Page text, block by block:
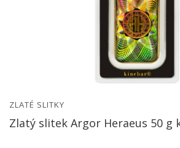
ZLATÉ SLITKY
Zlatý slitek Argor Heraeus 50 g